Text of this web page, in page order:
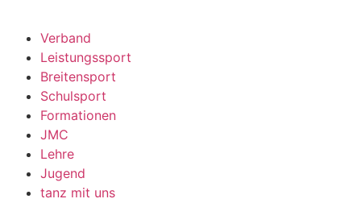
Verband
Leistungssport
Breitensport
Schulsport
Formationen
JMC
Lehre
Jugend
tanz mit uns